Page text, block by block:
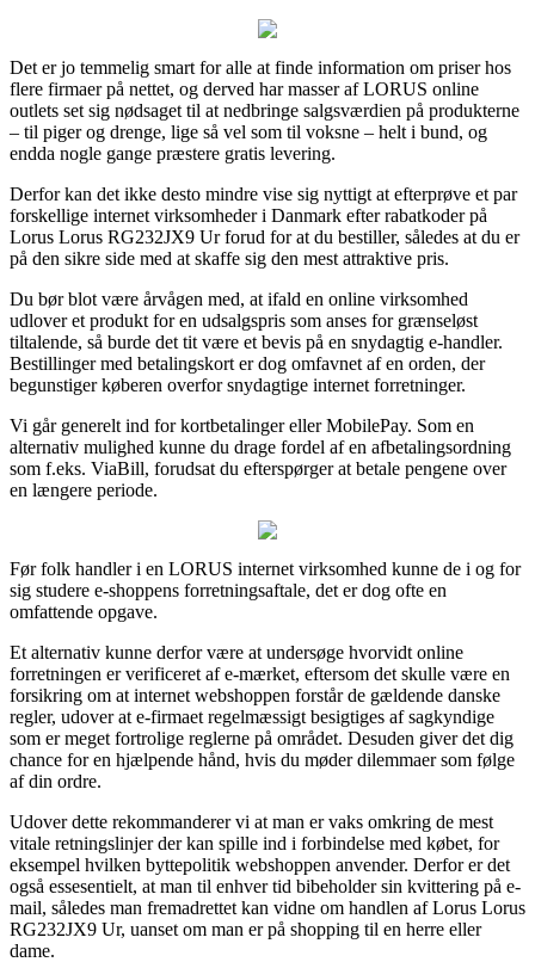
Det er jo temmelig smart for alle at finde information om priser hos
flere firmaer på nettet, og derved har masser af LORUS online
outlets set sig nødsaget til at nedbringe salgsværdien på produkterne
– til piger og drenge, lige så vel som til voksne – helt i bund, og
endda nogle gange præstere gratis levering.
Derfor kan det ikke desto mindre vise sig nyttigt at efterprøve et par
forskellige internet virksomheder i Danmark efter rabatkoder på
Lorus Lorus RG232JX9 Ur forud for at du bestiller, således at du er
på den sikre side med at skaffe sig den mest attraktive pris.
Du bør blot være årvågen med, at ifald en online virksomhed
udlover et produkt for en udsalgspris som anses for grænseløst
tiltalende, så burde det tit være et bevis på en snydagtig e-handler.
Bestillinger med betalingskort er dog omfavnet af en orden, der
begunstiger køberen overfor snydagtige internet forretninger.
Vi går generelt ind for kortbetalinger eller MobilePay. Som en
alternativ mulighed kunne du drage fordel af en afbetalingsordning
som f.eks. ViaBill, forudsat du efterspørger at betale pengene over
en længere periode.
Før folk handler i en LORUS internet virksomhed kunne de i og for
sig studere e-shoppens forretningsaftale, det er dog ofte en
omfattende opgave.
Et alternativ kunne derfor være at undersøge hvorvidt online
forretningen er verificeret af e-mærket, eftersom det skulle være en
forsikring om at internet webshoppen forstår de gældende danske
regler, udover at e-firmaet regelmæssigt besigtiges af sagkyndige
som er meget fortrolige reglerne på området. Desuden giver det dig
chance for en hjælpende hånd, hvis du møder dilemmaer som følge
af din ordre.
Udover dette rekommanderer vi at man er vaks omkring de mest
vitale retningslinjer der kan spille ind i forbindelse med købet, for
eksempel hvilken byttepolitik webshoppen anvender. Derfor er det
også essesentielt, at man til enhver tid bibeholder sin kvittering på e-
mail, således man fremadrettet kan vidne om handlen af Lorus Lorus
RG232JX9 Ur, uanset om man er på shopping til en herre eller
dame.